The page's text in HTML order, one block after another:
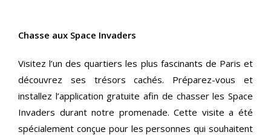
Chasse aux Space Invaders
Visitez l’un des quartiers les plus fascinants de Paris et
découvrez ses trésors cachés. Préparez-vous et
installez l’application gratuite afin de chasser les Space
Invaders durant notre promenade. Cette visite a été
spécialement conçue pour les personnes qui souhaitent